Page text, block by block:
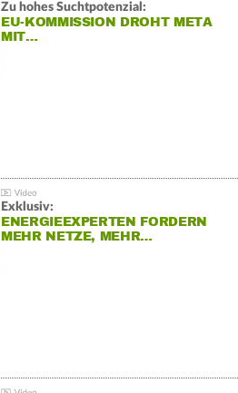
Zu hohes Suchtpotenzial:
EU-KOMMISSION DROHT META
MIT…
Exklusiv:
ENERGIEEXPERTEN FORDERN
MEHR NETZE, MEHR…